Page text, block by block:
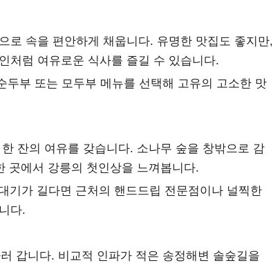
로 속을 편안하게 채웁니다. 유명한 맛집도 좋지만,
처럼 여유로운 식사를 즐길 수 있습니다.
두부 또는 모두부 메뉴를 선택해 고유의 고소한 맛
잔의 여유를 갖습니다. 소나무 숲을 창밖으로 감
곳에서 강릉의 첫인상을 느껴봅니다.
기가 길다면 근처의 핸드드립 전문점이나 널찍한
다.
갑니다. 비교적 인파가 적은 송정해변 솔숲길을